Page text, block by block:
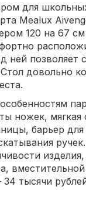
для
Mealux
120 на 67 см
ней позволяет
довольно
ножек, мягкая
барьер для
тысячи